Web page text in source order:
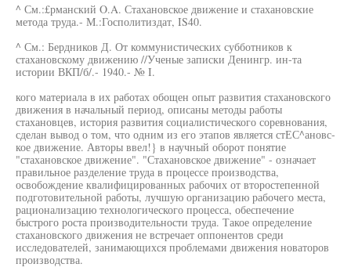
^ См.:£рманский O.A. Стахановское движение и стахановские
метода труда.- М.:Госполитиздат, IS40.
^ См.: Бердников Д. От коммунистических субботников к
стахановскому движению //Ученые записки Денингр. ин-та
истории ВКП/б/.- 1940.- № I.
кого материала в их работах обощен опыт развития стахановского
движения в начальный период, описаны методы работы
стахановцев, история развития социалистического соревнования,
сделан вывод о том, что одним из его этапов является стЕС^ановс-
кое движение. Авторы ввел!} в научный оборот понятие
"стахановское движение". "Стахановское движение" - означает
правильное разделение труда в процессе производства,
освобождение квалифицированных рабочих от второстепенной
подготовительной работы, лучшую организацию рабочего места,
рационализацию технологического процесса, обеспечение
быстрого роста производительности труда. Такое определение
стахановского движения не встречает оппонентов среди
исследователей, занимающихся проблемами движения новаторов
производства.